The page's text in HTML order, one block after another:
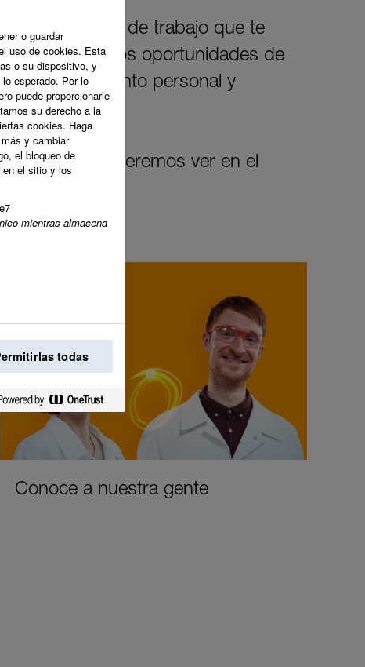
crear un lugar de trabajo que te
Ofrecemos oportunidades de
tu crecimiento personal y
que queremos ver en el
Conoce a nuestra gente
o guardar
uso de cookies. Esta
o su dispositivo, y
esperado. Por lo
puede proporcionarle
su derecho a la
cookies. Haga
y cambiar
el bloqueo de
el sitio y los
mientras almacena
todas